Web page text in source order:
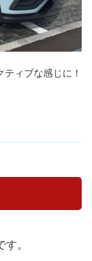
ィブな感じに！
。